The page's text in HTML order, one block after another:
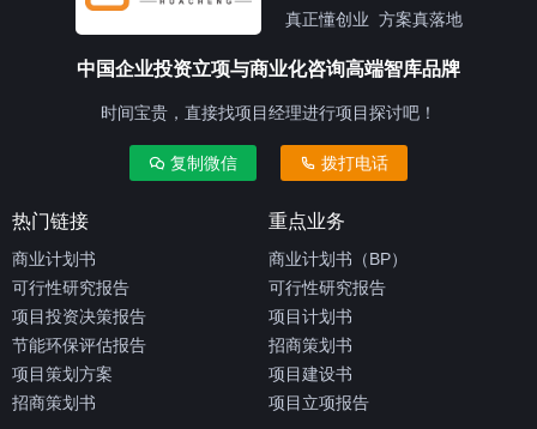
真正懂创业 方案真落地
中国企业投资立项与商业化咨询高端智库品牌
时间宝贵，直接找项目经理进行项目探讨吧！
复制微信 拨打电话
热门链接
商业计划书
可行性研究报告
项目投资决策报告
节能环保评估报告
项目策划方案
招商策划书
重点业务
商业计划书（BP）
可行性研究报告
项目计划书
招商策划书
项目建设书
项目立项报告